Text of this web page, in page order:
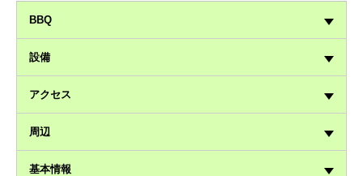
BBQ
設備
アクセス
周辺
基本情報